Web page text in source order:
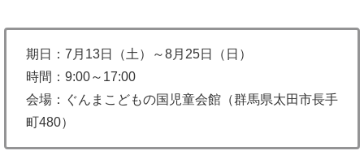
期日：7月13日（土）～8月25日（日）
時間：9:00～17:00
会場：ぐんまこどもの国児童会館（群馬県太田市長手
町480）